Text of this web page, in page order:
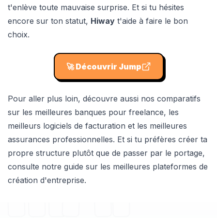
t'enlève toute mauvaise surprise. Et si tu hésites
encore sur ton statut, Hiway t'aide à faire le bon
choix.
🚀Découvrir Jump
Pour aller plus loin, découvre aussi nos comparatifs
sur les meilleures banques pour freelance, les
meilleurs logiciels de facturation et les meilleures
assurances professionnelles. Et si tu préfères créer ta
propre structure plutôt que de passer par le portage,
consulte notre guide sur les meilleures plateformes de
création d'entreprise.